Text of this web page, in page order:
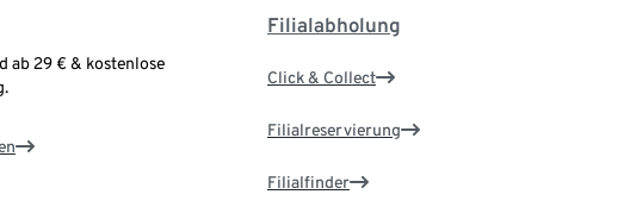
ab 29 € & kostenlose
Filialabholung
Click & Collect
Filialreservierung
Filialfinder